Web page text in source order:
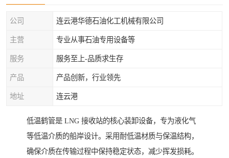
公司 连云港华德石油化工机械有限公司
主营 专业从事石油专用设备等
服务 服务至上-品质求生存
产品 产品创新，行业领先
地址 连云港
低温鹤管是 LNG 接收站的核心装卸设备，专为液化气
等低温介质的船岸设计。采用耐低温材质与保温结构，
确保介质在传输过程中保持稳定状态，减少挥发损耗。